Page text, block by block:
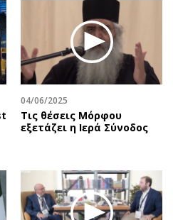
04/06/2025
Τις θέσεις Μόρφου
εξετάζει η Ιερά Σύνοδος